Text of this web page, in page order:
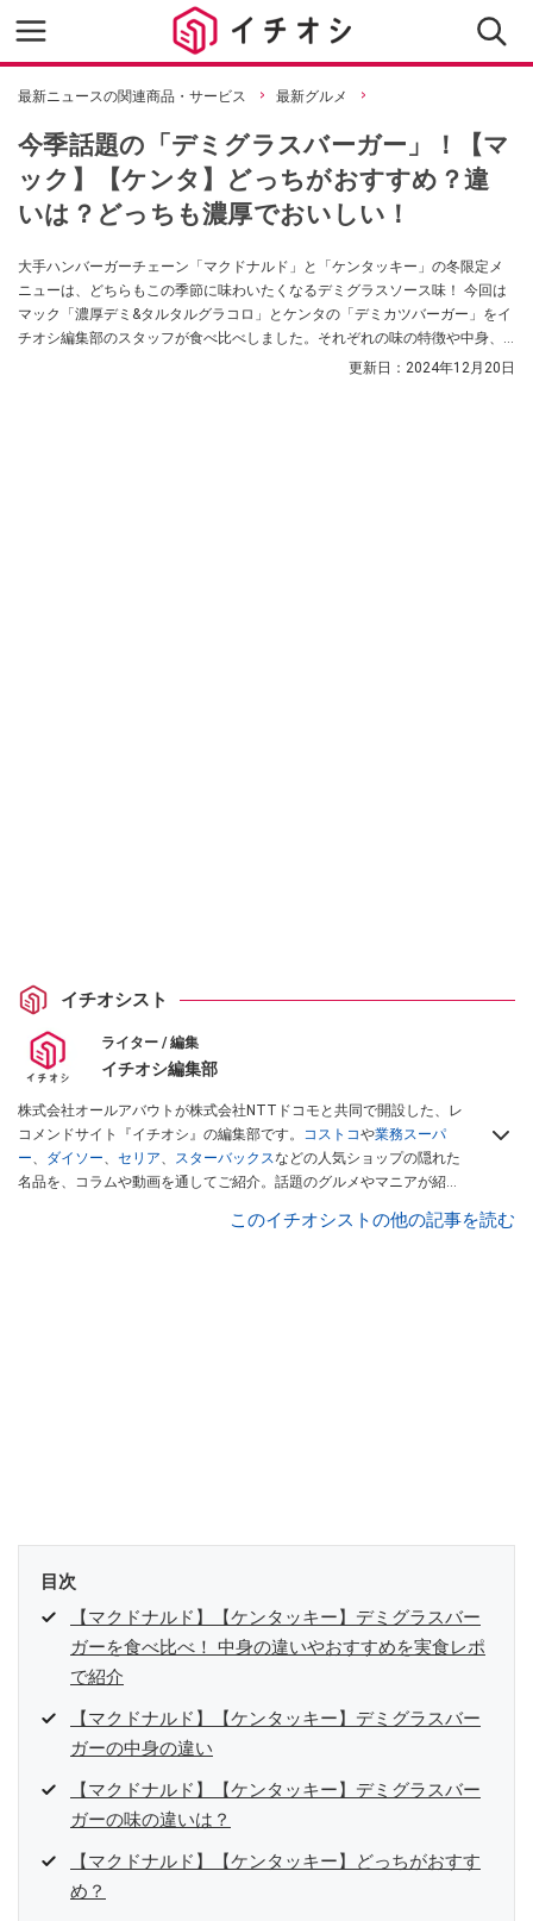
最新ニュースの関連商品・サービス 最新グルメ
今季話題の「デミグラスバーガー」！【マ
ック】【ケンタ】どっちがおすすめ？違
いは？どっちも濃厚でおいしい！
大手ハンバーガーチェーン「マクドナルド」と「ケンタッキー」の冬限定メ
ニューは、どちらもこの季節に味わいたくなるデミグラスソース味！ 今回は
マック「濃厚デミ&タルタルグラコロ」とケンタの「デミカツバーガー」をイ
チオシ編集部のスタッフが食べ比べしました。それぞれの味の特徴や中身、
個人的におすすめしたいのはどちらなのかを紹介していくのでぜひ参考にし
更新日： 2024年12月20日
イチオシスト
ライター / 編集
イチオシ編集部
株式会社オールアバウトが株式会社NTTドコモと共同で開設した、レ
コメンドサイト『イチオシ』の編集部です。 コストコや業務スーパ
ー、 ダイソー、 セリア、 スターバックスなどの人気ショップの隠れた
名品を、コラムや動画を通してご紹介。話題のグルメやマニアが紹介
インフルエンサーが実際に使用してレビューしています。毎日トレン
このイチオシストの他の記事を読む
目次
【マクドナルド】【ケンタッキー】デミグラスバー
ガーを食べ比べ！ 中身の違いやおすすめを実食レポ
で紹介
【マクドナルド】【ケンタッキー】デミグラスバー
ガーの中身の違い
【マクドナルド】【ケンタッキー】デミグラスバー
ガーの味の違いは？
【マクドナルド】【ケンタッキー】どっちがおすす
め？